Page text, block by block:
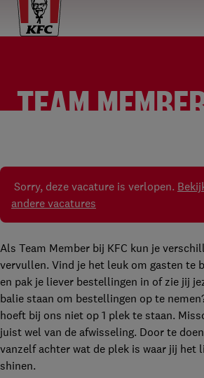
TEAM
Sorry, deze vacature is verlopen.
andere vacatures
Als Team Member bij KFC kun je
vervullen. Vind je het leuk om gasten te
en pak je liever bestellingen in of zie jij
balie staan om bestellingen op te
hoeft bij ons niet op 1 plek te staan.
juist wel van de afwisseling. Door te
vanzelf achter wat de plek is waar jij het
shinen.